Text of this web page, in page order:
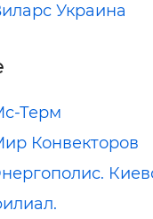
Украина
Терм
Конвекторов